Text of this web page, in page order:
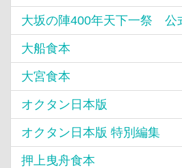
大坂の陣400年天下一祭 公
大船食本
大宮食本
オクタン日本版
オクタン日本版 特別編集
押上曳舟食本